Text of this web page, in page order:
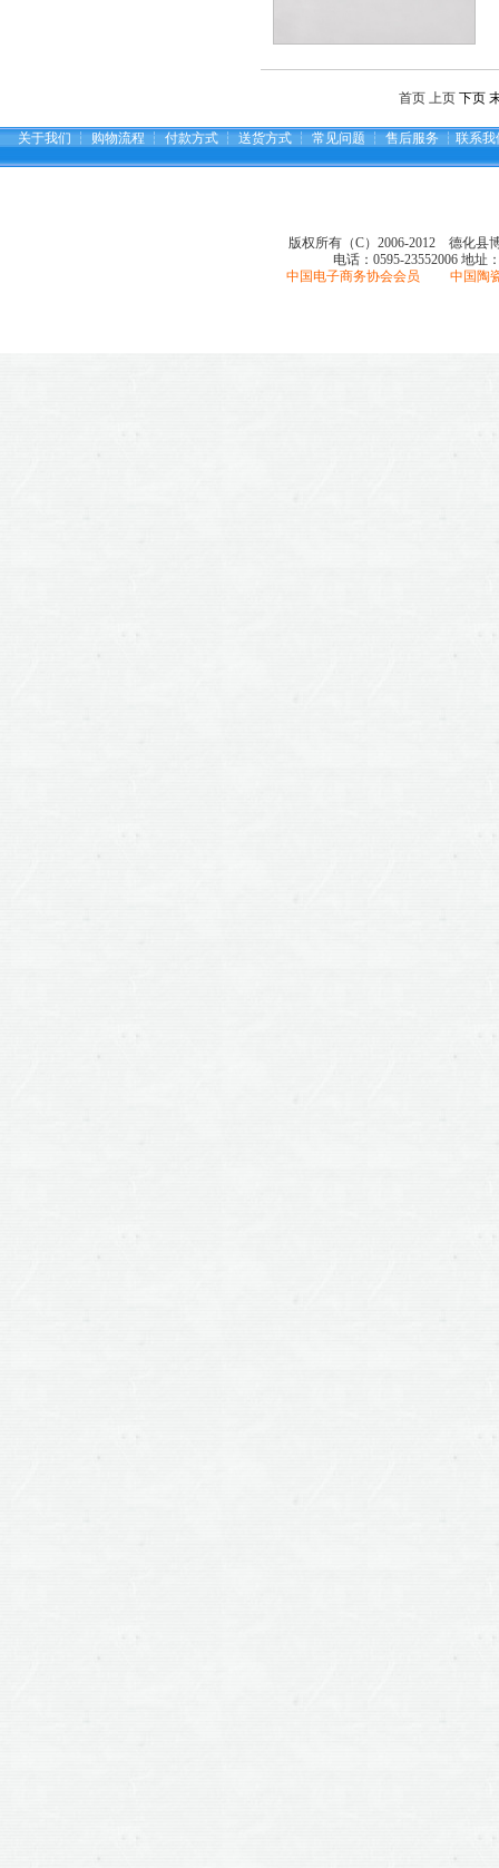
首页 上页 下页
关于我们 ┆ 购物流程 ┆ 付款方式 ┆ 送货方式 ┆ 常见问题 ┆ 售后服务 ┆ 联系我
版权所有（C）2006-2012 德化县
电话：0595-23552006 地址
中国电子商务协会会员 中国陶